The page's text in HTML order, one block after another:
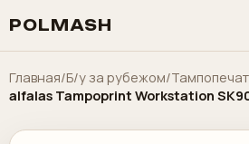
POLMASH
Главная/Б/у за рубежом/
alfalas Tampoprint Workstation